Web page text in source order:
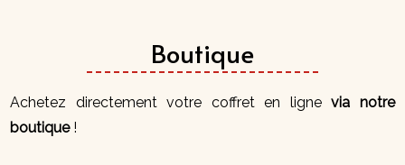
Boutique
Achetez directement votre coffret en lignevia notre
boutique!